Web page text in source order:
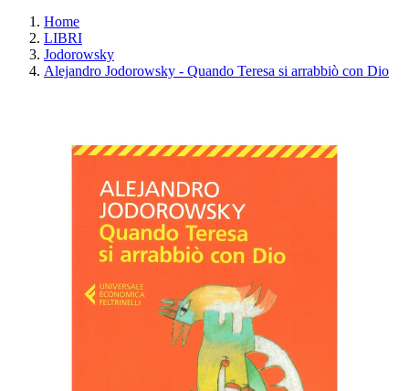
Home
LIBRI
Jodorowsky
Alejandro Jodorowsky - Quando Teresa si arrabbiò con Dio